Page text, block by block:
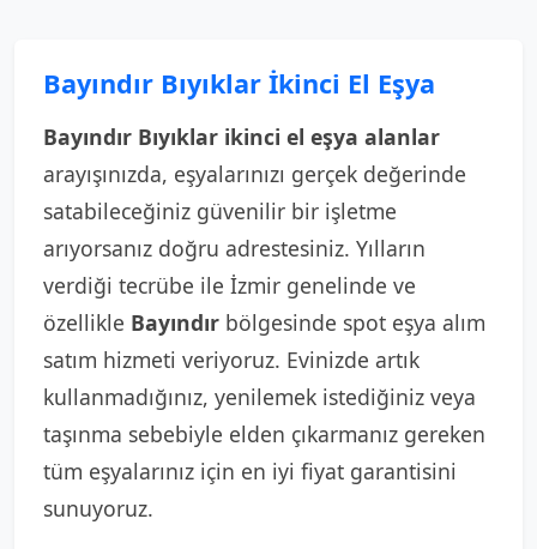
Bayındır Bıyıklar İkinci El Eşya
Bayındır Bıyıklar ikinci el eşya alanlar
arayışınızda, eşyalarınızı gerçek değerinde
satabileceğiniz güvenilir bir işletme
arıyorsanız doğru adrestesiniz. Yılların
verdiği tecrübe ile İzmir genelinde ve
özellikle Bayındır bölgesinde spot eşya alım
satım hizmeti veriyoruz. Evinizde artık
kullanmadığınız, yenilemek istediğiniz veya
taşınma sebebiyle elden çıkarmanız gereken
tüm eşyalarınız için en iyi fiyat garantisini
sunuyoruz.